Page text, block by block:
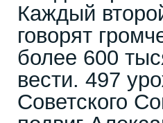
Каждый
говорят
более 600
вести. 497
Советского